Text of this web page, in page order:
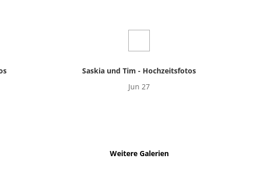
Saskia und Tim - Hochzeitsfotos
Jun 27
Weitere Galerien